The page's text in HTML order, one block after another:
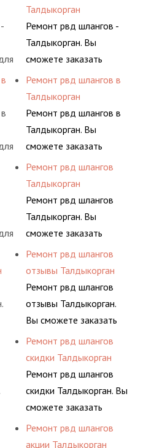
Талдыкорган
Ремонт рвд шлангов -
Талдыкорган. Вы
сможете заказать
сервис РВД на разовой
основе либо на
условиях
долговременного
комплексного
гидросистем Вашего
предприятия.
Ремонт рвд шлангов в
Талдыкорган
Ремонт рвд шлангов в
Талдыкорган. Вы
сможете заказать
сервис РВД на разовой
основе либо на
условиях
долговременного
комплексного
гидросистем Вашего
предприятия.
Ремонт рвд шлангов
Талдыкорган
Ремонт рвд шлангов
Талдыкорган. Вы
сможете заказать
сервис РВД на разовой
основе либо на
условиях
долговременного
комплексного
гидросистем Вашего
предприятия.
Ремонт рвд шлангов
отзывы Талдыкорган
Ремонт рвд шлангов
отзывы Талдыкорган.
Вы сможете заказать
сервис РВД на разовой
основе либо на
условиях
долговременного
комплексного
гидросистем Вашего
Ремонт рвд шлангов
скидки Талдыкорган
Ремонт рвд шлангов
скидки Талдыкорган. Вы
сможете заказать
сервис РВД на разовой
основе либо на
Ремонт рвд шлангов
акции Талдыкорган